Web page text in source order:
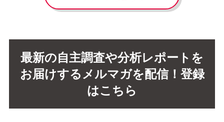
最新の自主調査や分析レポートを
お届けするメルマガを配信！登録
はこちら